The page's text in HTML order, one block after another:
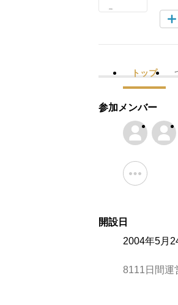
トップ
参加メンバー
開設日
2004年5月
8111日間運